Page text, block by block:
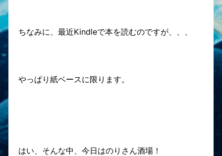
ちなみに、最近Kindleで本を読むのですが、、、
やっぱり紙ベースに限ります。
はい、そんな中、今日はのりさん酒場！